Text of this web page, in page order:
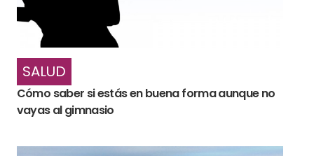
SALUD
Cómo saber si estás en buena forma aunque no
vayas al gimnasio